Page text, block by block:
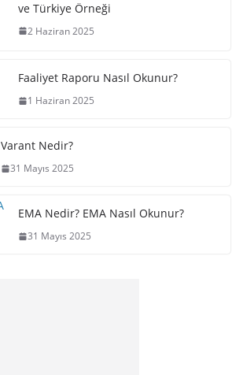
ve Türkiye Örneği
2 Haziran 2025
Faaliyet Raporu Nasıl Okunur?
1 Haziran 2025
Varant Nedir?
31 Mayıs 2025
EMA Nedir? EMA Nasıl Okunur?
31 Mayıs 2025